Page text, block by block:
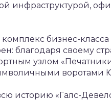
инфраструктурой,
бизнес-класса
благодаря своему
узлом
воротами
историю «Галс-